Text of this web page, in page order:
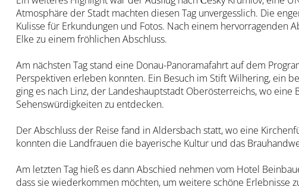
Atmosphäre der Stadt machten diesen Tag unvergesslich. Die
Kulisse für Erkundungen und Fotos. Nach einem
Elke zu einem fröhlichen Abschluss.
Am nächsten Tag stand eine Donau-Panoramafahrt auf dem
Perspektiven erleben konnten. Ein Besuch im Stift Wilhering, ein
ging es nach Linz, der Landeshauptstadt Oberösterreichs, wo
Sehenswürdigkeiten zu entdecken.
Der Abschluss der Reise fand in Aldersbach statt, wo eine
konnten die Landfrauen die bayerische Kultur und das
Am letzten Tag hieß es dann Abschied nehmen vom Hotel
dass sie wiederkommen möchten, um weitere schöne Erlebnisse